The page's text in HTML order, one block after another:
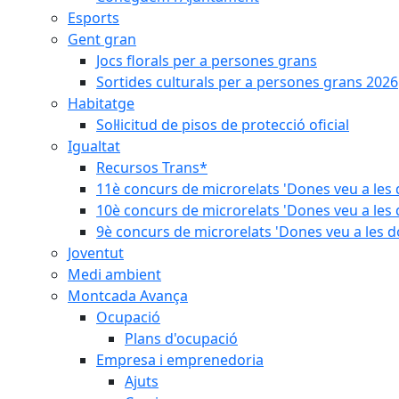
Esports
Gent gran
Jocs florals per a persones grans
Sortides culturals per a persones grans 2026
Habitatge
Sol·licitud de pisos de protecció oficial
Igualtat
Recursos Trans*
11è concurs de microrelats 'Dones veu a les
10è concurs de microrelats 'Dones veu a les
9è concurs de microrelats 'Dones veu a les
Joventut
Medi ambient
Montcada Avança
Ocupació
Plans d'ocupació
Empresa i emprenedoria
Ajuts